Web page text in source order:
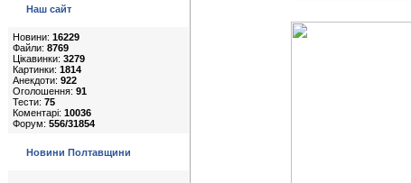
Наш сайт
Новини: 16229
Файли: 8769
Цікавинки: 3279
Картинки: 1814
Анекдоти: 922
Оголошення: 91
Тести: 75
Коментарі: 10036
Форум: 556/31854
Новини Полтавщини